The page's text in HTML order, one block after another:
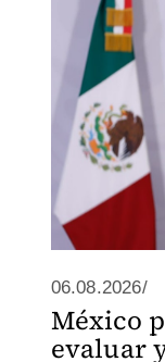
06.08.2026/
México
evaluar